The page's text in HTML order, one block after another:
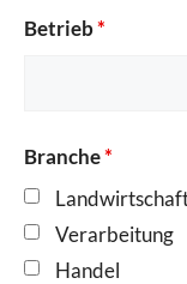
Betrieb*
Branche*
Verarbeitung
Handel